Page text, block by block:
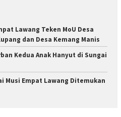
Lawang Teken MoU Desa
dan Desa Kemang Manis
Kedua Anak Hanyut di Sungai
Musi Empat Lawang Ditemukan